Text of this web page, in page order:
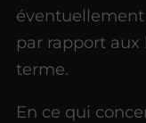
par rapport
terme.
En ce qui